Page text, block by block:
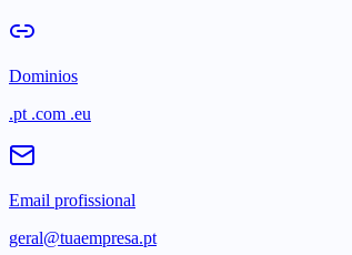
Dominios
.pt .com .eu
Email profissional
geral@tuaempresa.pt